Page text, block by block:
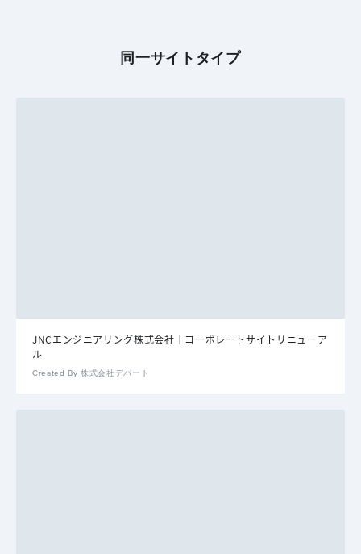
同一サイトタイプ
JNCエンジニアリング株式会社｜コーポレートサイトリニューア
ル
Created By 株式会社デパート